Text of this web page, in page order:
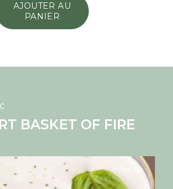
AJOUTER AU
PANIER
BASKET OF FIRE